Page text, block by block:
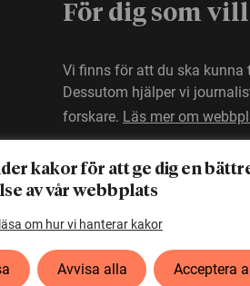
kakor för att ge dig en
av vår webbplats
om hur vi hanterar kakor
Avvisa alla Acceptera
För dig som
Vi finns för att du ska kunna
Dessutom hjälper vi
forskare. Läs mer om